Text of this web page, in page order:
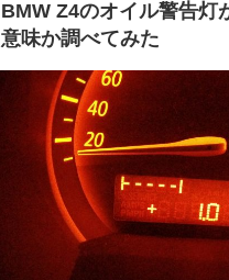
BMW Z4のオイル警告灯
意味か調べてみた